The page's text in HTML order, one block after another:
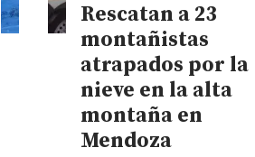
Rescatan a 23
montañistas
atrapados por la
nieve en la alta
montaña en
Mendoza